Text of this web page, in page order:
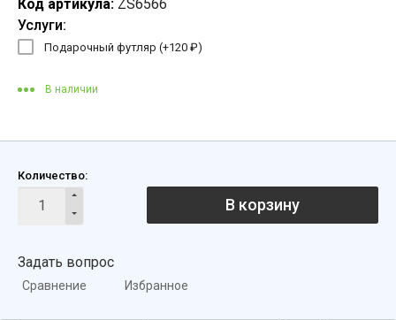
Код артикула: ZS6566
Услуги:
Подарочный футляр (+120 ₽)
В наличии
Количество:
В корзину
Задать вопрос
Сравнение Избранное